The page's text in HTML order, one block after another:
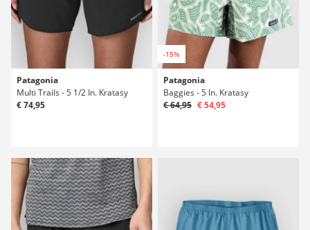
Patagonia
Multi Trails - 5 1/2 In. Kratasy
€ 74,95
-15%
Patagonia
Baggies - 5 In. Kratasy
€ 64,95 € 54,95